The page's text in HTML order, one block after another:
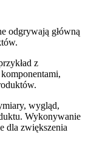
odgrywają główną
z
wygląd,
Wykonywanie
dla zwiększenia